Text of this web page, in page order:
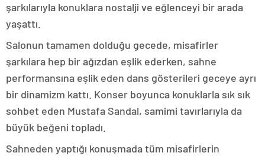
şarkılarıyla konuklara nostalji ve eğlenceyi bir arada
yaşattı.
Salonun tamamen dolduğu gecede, misafirler
şarkılara hep bir ağızdan eşlik ederken, sahne
performansına eşlik eden dans gösterileri geceye ayrı
bir dinamizm kattı. Konser boyunca konuklarla sık sık
sohbet eden Mustafa Sandal, samimi tavırlarıyla da
büyük beğeni topladı.
Sahneden yaptığı konuşmada tüm misafirlerin